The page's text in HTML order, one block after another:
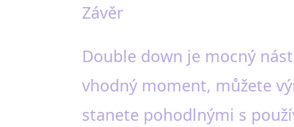
Závěr
Double down je mocný
vhodný moment, můžete
stanete pohodlnými s